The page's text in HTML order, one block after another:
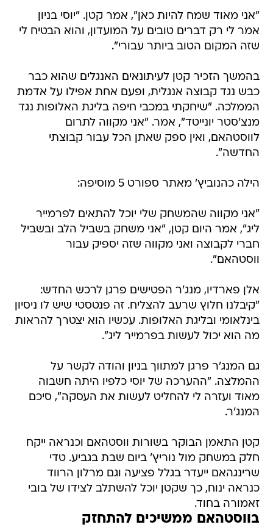
"אני מאוד שמח להיות כאן", אמר קטן. "יוסי בניון
אמר לי רק דברים טובים על המועדון, והוא הבטיח לי
שזה המקום הטוב ביותר עבורי".
בהמשך הזכיר קטן לעיתונאים האנגלים שהוא כבר
כבש נגד קבוצה אנגלית, ופעם אחת אפילו על אדמת
הממלכה. "שיחקתי במכבי חיפה בליגת האלופות נגד
מנצ'סטר יונייטד", אמר. "אני מקווה לתרום
לווסטהאם, ואין ספק שאתן הכל עבור קבוצתי
החדשה".
הילה כהנוביץ' מאתר ספורט 5 מוסיפה:
"אני מקווה שהמשחק שלי יוכל להתאים לפרמייר
ליג", אמר היום קטן, "אני משחק בשביל הלב ובשביל
חברי לקבוצה ואני מקווה שזה יספיק עבור
ווסטהאם".
אלן פארדיו, מנג'ר הפטישים פרגן לרכש החדש:
"קיבלנו חלוץ שרעב להצליח. זה פנטסטי שיש לו ניסיון
בינלאומי ובליגת האלופות. עכשיו הוא יצטרך להראות
מה הוא יכול לעשות בפרמייר ליג".
גם המנג'ר פרגן למתווך בניון והודה לקשר על
ההמלצה. "ההערכה של יוסי כלפיו היתה חשבוה
מאוד ועזרה לי להחליט לעשות את העסקה", סיכם
המנג'ר.
קטן התאמן הבוקר בשורות ווסטהאם וכנראה ייקח
חלק במשחק מול נוריץ' ביום שבת בגביע. טדי
שרינגהאם ייעדר בגלל פציעה וגם מרלון הרווד
כנראה ינוח, כך שקטן יוכל להשתלב לצידו של בובי
זאמורה בחוד.
בווסטהאם ממשיכים להתחזק